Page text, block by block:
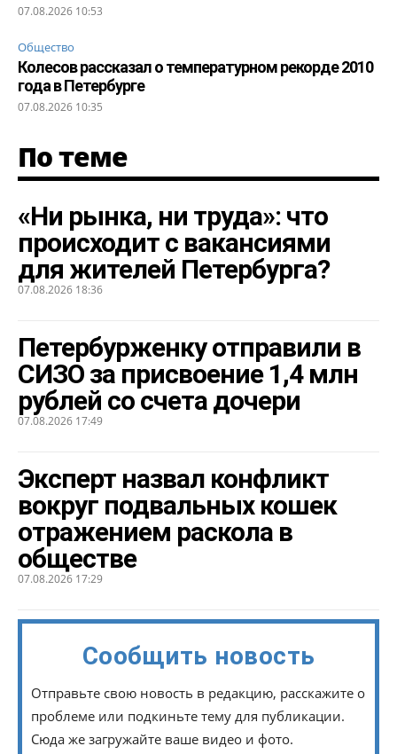
07.08.2026 10:53
Общество
Колесов рассказал о температурном рекорде 2010
года в Петербурге
07.08.2026 10:35
По теме
«Ни рынка, ни труда»: что
происходит с вакансиями
для жителей Петербурга?
07.08.2026 18:36
Петербурженку отправили в
СИЗО за присвоение 1,4 млн
рублей со счета дочери
07.08.2026 17:49
Эксперт назвал конфликт
вокруг подвальных кошек
отражением раскола в
обществе
07.08.2026 17:29
Сообщить новость
Отправьте свою новость в редакцию, расскажите о
проблеме или подкиньте тему для публикации.
Сюда же загружайте ваше видео и фото.